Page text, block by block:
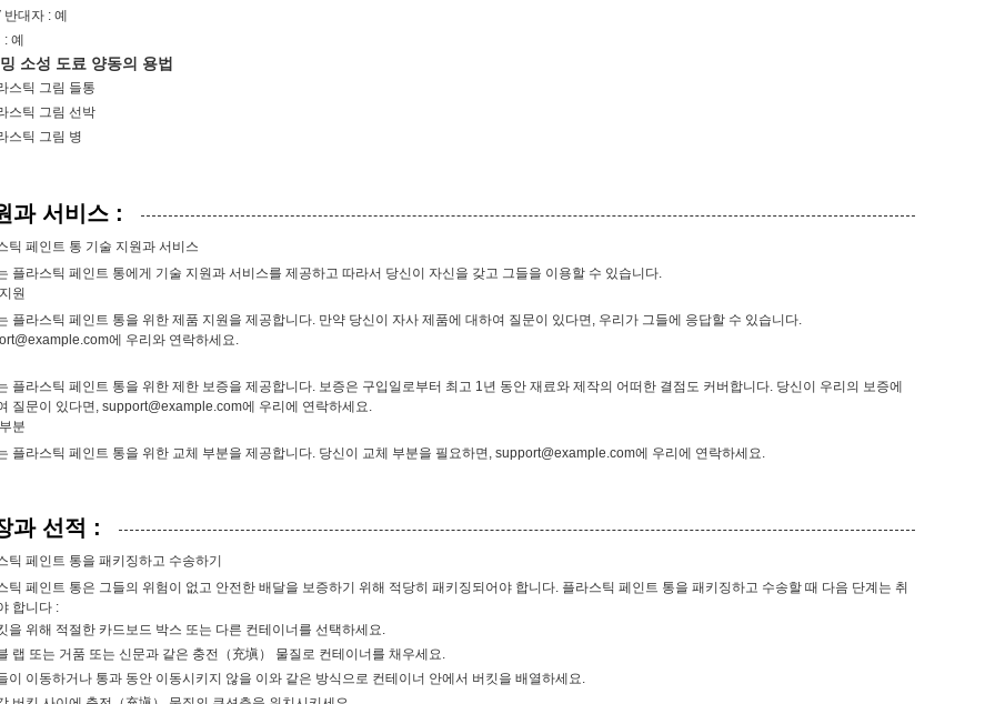
반대자 : 예
예
소성 도료 양동의 용법
스틱 그림 들통
스틱 그림 선박
스틱 그림 병
과 서비스 :
틱 페인트 통 기술 지원과 서비스
플라스틱 페인트 통에게 기술 지원과 서비스를 제공하고 따라서 당신이 자신을 갖고 그들을 이용할 수 있습니다.
원
플라스틱 페인트 통을 위한 제품 지원을 제공합니다. 만약 당신이 자사 제품에 대하여 질문이 있다면, 우리가 그들에 응답할 수 있습니다.
에 우리와 연락하세요.
플라스틱 페인트 통을 위한 제한 보증을 제공합니다. 보증은 구입일로부터 최고 1년 동안 재료와 제작의 어떠한 결점도 커버합니다. 당신이 우리의 보증에
질문이 있다면, support@example.com에 우리에 연락하세요.
분
플라스틱 페인트 통을 위한 교체 부분을 제공합니다. 당신이 교체 부분을 필요하면, support@example.com에 우리에 연락하세요.
과 선적 :
틱 페인트 통을 패키징하고 수송하기
틱 페인트 통은 그들의 위험이 없고 안전한 배달을 보증하기 위해 적당히 패키징되어야 합니다. 플라스틱 페인트 통을 패키징하고 수송할 때 다음 단계는 취
합니다 :
을 위해 적절한 카드보드 박스 또는 다른 컨테이너를 선택하세요.
랩 또는 거품 또는 신문과 같은 충전（充塡） 물질로 컨테이너를 채우세요.
이 이동하거나 통과 동안 이동시키지 않을 이와 같은 방식으로 컨테이너 안에서 버킷을 배열하세요.